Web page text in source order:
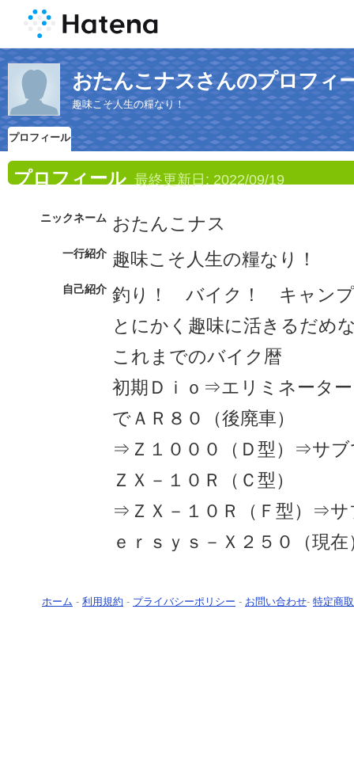
おたんこナスさんのプロフィ
趣味こそ人生の糧なり！
プロフィール
プロフィール 最終更新日: 2022/09/19
ニックネーム おたんこナス
一行紹介 趣味こそ人生の糧なり！
自己紹介 釣り！ バイク！ キャン
とにかく趣味に活きるだめ
これまでのバイク暦
初期Ｄｉｏ⇒エリミネータ
でＡＲ８０（後廃車）
⇒Ｚ１０００（Ｄ型）⇒サ
ＺＸ－１０Ｒ（Ｃ型）
⇒ＺＸ－１０Ｒ（Ｆ型）⇒
ｅｒｓｙｓ－Ｘ２５０（現在
ホーム - 利用規約 - プライバシーポリシー - お問い合わせ- 特定商